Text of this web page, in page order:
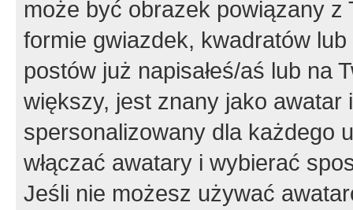
może być obrazek powiązany z
formie gwiazdek, kwadratów
postów już napisałeś/aś lub na
większy, jest znany jako
spersonalizowany dla każdego
włączać awatary i wybierać
Jeśli nie możesz używać